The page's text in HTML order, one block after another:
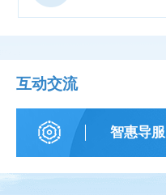
互动交流
智惠导服